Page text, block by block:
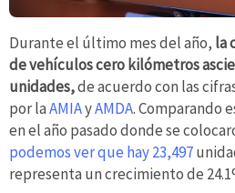
Durante el último mes del año, la
de vehículos cero kilómetros
unidades,de acuerdo con las
por laAMIAyAMDA. Comparando
en el año pasado donde se
podemos ver que hay 23,497
representa un crecimiento de